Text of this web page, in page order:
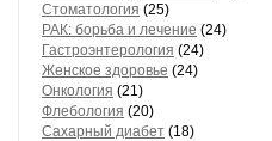
Стоматология (25)
РАК: борьба и лечение (24)
Гастроэнтерология (24)
Женское здоровье (24)
Онкология (21)
Флебология (20)
Сахарный диабет (18)